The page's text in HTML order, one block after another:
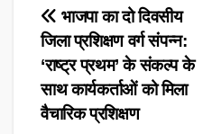
Post
navigation
भाजपा का दो दिवसीय
जिला प्रशिक्षण वर्ग संपन्न:
‘राष्ट्र प्रथम’ के संकल्प के
साथ कार्यकर्ताओं को मिला
वैचारिक प्रशिक्षण